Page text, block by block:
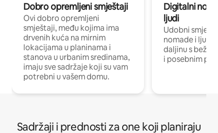
Dobro opremljeni smještaji
Ovi dobro opremljeni
smještaji, među kojima ima
drvenih kuća na mirnim
lokacijama u planinama i
stanova u urbanim sredinama,
imaju sve sadržaje koji su vam
potrebni u vašem domu.
Digitalni
ljudi
Udobni
nomade i ljude
daljinu s
i posebnim
Sadržaji i prednosti za one koji planiraju